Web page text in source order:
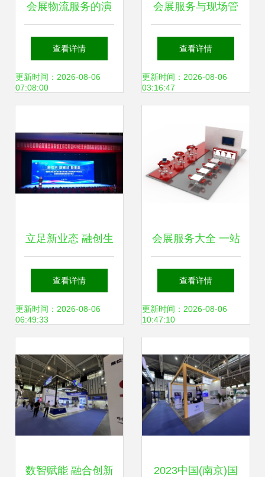
会展物流服务的演
变与创新 提升体验
价值的关键
查看详情
更新时间：2026-08-06
07:08:00
会展服务与现场管
理 新华书店的全流
程专业实践
查看详情
更新时间：2026-08-06
03:16:47
立足新业态 融创生
态圈——中国教育
后勤协会新业态及
2018年年会暨高校
后勤服务新业态博
查看详情
更新时间：2026-08-06
06:49:33
会展服务大全 一站
式解决方案与高质
量下载资源
查看详情
更新时间：2026-08-06
10:47:10
数智赋能 融合创新 2023中国(南京)国